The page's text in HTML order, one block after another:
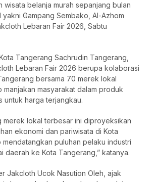
wisata belanja murah sepanjang bulan
yakni Gampang Sembako, Al-Azhom
Lebaran Fair 2026, Sabtu
Tangerang Sachrudin Tangerang,
Lebaran Fair 2026 berupa kolaborasi
bersama 70 merek lokal
manjakan masyarakat dalam produk
untuk harga terjangkau.
merek lokal terbesar ini diproyeksikan
ekonomi dan pariwisata di Kota
puluhan pelaku industri
daerah ke Kota Tangerang,” katanya.
Jakcloth Ucok Nasution Oleh, ajak